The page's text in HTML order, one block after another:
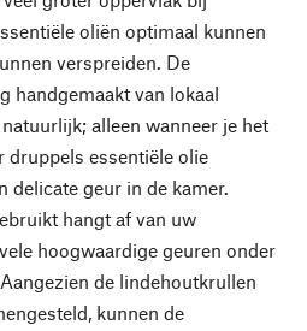
oliën optimaal kunnen
verspreiden. De
handgemaakt van lokaal
alleen wanneer je het
druppels essentiële olie
delicate geur in de kamer.
hangt af van uw
hoogwaardige geuren onder
de lindehoutkrullen
kunnen de